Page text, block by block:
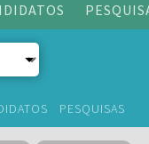
PESQUISAS